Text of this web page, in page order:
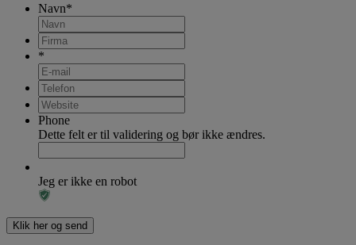
Navn*
*
Phone
Dette felt er til validering og bør ikke ændres.
Jeg er ikke en robot